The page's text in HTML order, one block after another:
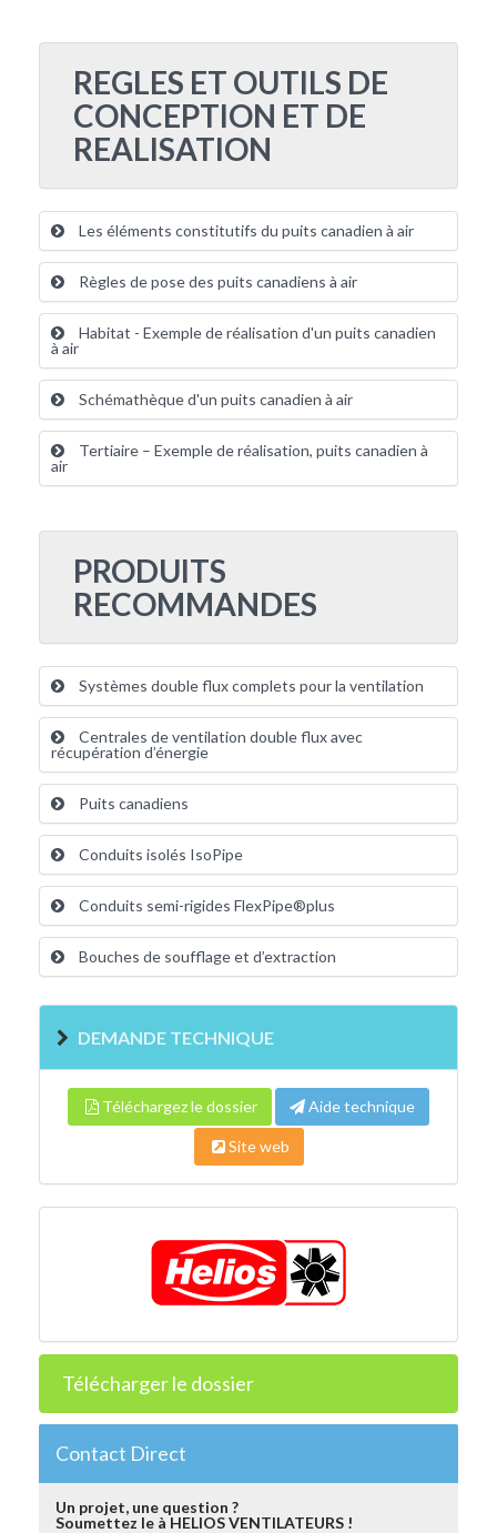
REGLES ET OUTILS DE
CONCEPTION ET DE
REALISATION
Les éléments constitutifs du puits canadien à air
Règles de pose des puits canadiens à air
Habitat - Exemple de réalisation d'un puits canadien
à air
Schémathèque d'un puits canadien à air
Tertiaire – Exemple de réalisation, puits canadien à
air
PRODUITS
RECOMMANDES
Systèmes double flux complets pour la ventilation
Centrales de ventilation double flux avec
récupération d’énergie
Puits canadiens
Conduits isolés IsoPipe
Conduits semi-rigides FlexPipe®plus
Bouches de soufflage et d’extraction
DEMANDE TECHNIQUE
Téléchargez le dossier Aide technique
Site web
Télécharger le dossier
Contact Direct
Un projet, une question ?
Soumettez le à HELIOS VENTILATEURS !